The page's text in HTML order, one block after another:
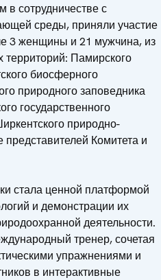
в сотрудничестве с
среды, приняли участие
3 женщины и 21 мужчина, из
Памирского
биосферного
природного заповедника
государственного
природно-
представителей Комитета и
стала ценной платформой
и демонстрации их
деятельности.
тренер, сочетая
упражнениями и
в интерактивные